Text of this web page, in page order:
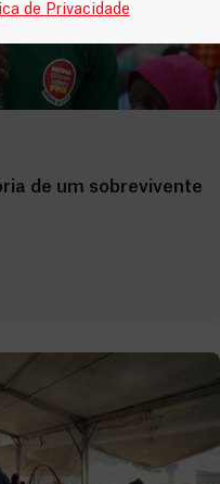
de Privacidade
de um sobrevivente